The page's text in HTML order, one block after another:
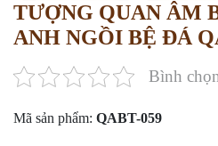
TƯỢNG QUAN ÂM
ANH NGỒI BỆ ĐÁ
Bình
Mã sản phẩm: QABT-059